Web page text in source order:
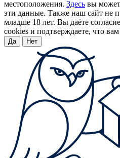
местоположения. Здесь вы
эти данные. Также наш сайт не
младше 18 лет. Вы даёте
cookies и подтверждаете, что
Да Нет